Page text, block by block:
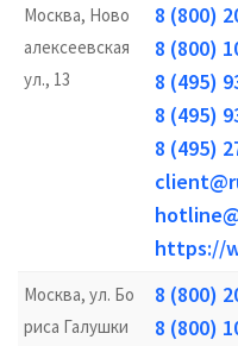
Москва, Ново
алексеевская
ул., 13
8 (800)
8 (800)
8 (495)
8 (495)
8 (495)
https://
Москва, ул. Бо
риса Галушки
8 (800)
8 (800)